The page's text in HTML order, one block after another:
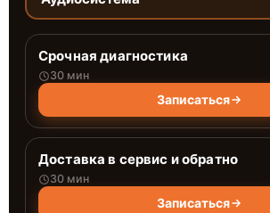
Срочная диагностика
30 мин
Записаться
Доставка в сервис и обратно
30 мин
Записаться